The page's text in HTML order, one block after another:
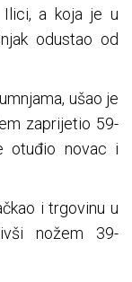
Ilici, a koja je u
odustao od
ušao je
zaprijetio 59-
otuđio novac i
i trgovinu u
nožem 39-